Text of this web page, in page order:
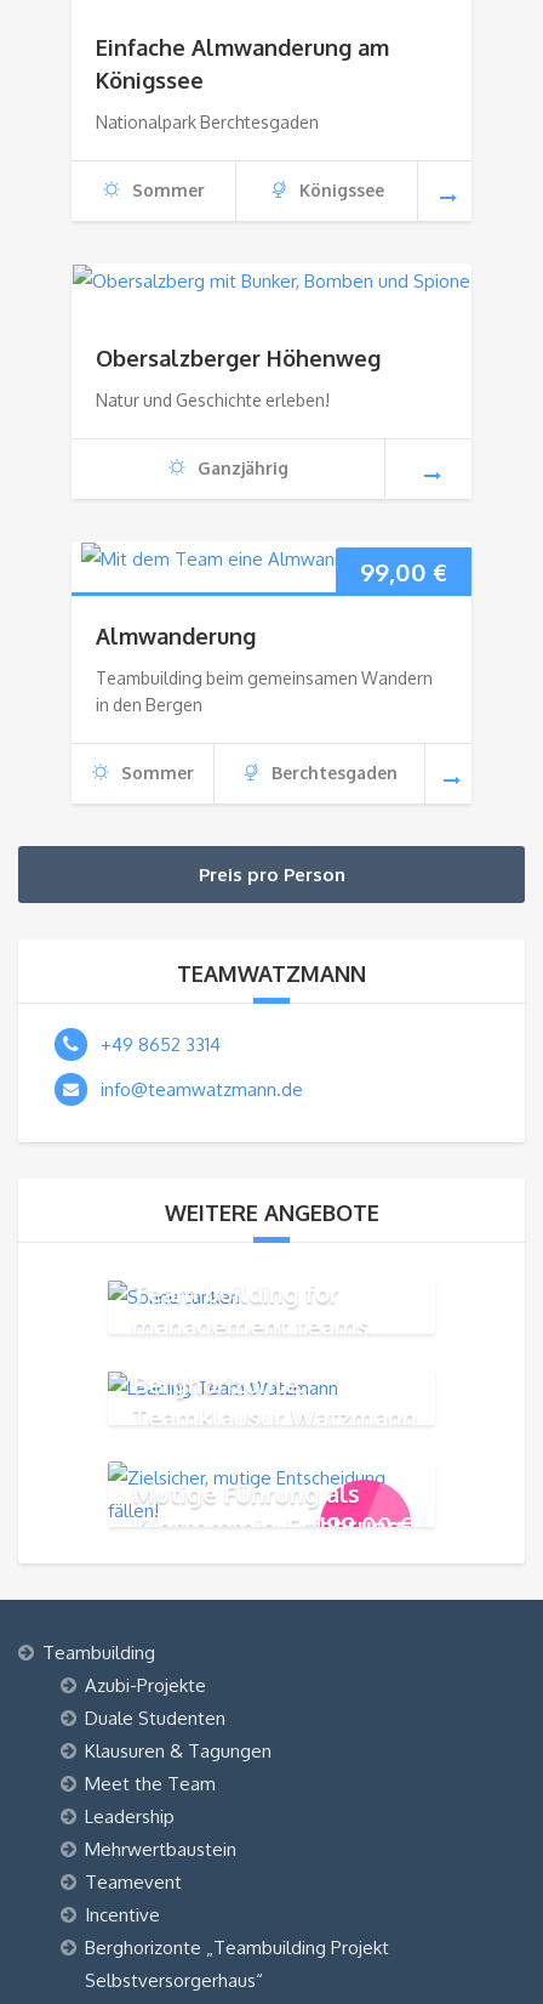
Einfache Almwanderung am
Königssee
Nationalpark Berchtesgaden
Sommer Königssee
Obersalzberger Höhenweg
Natur und Geschichte erleben!
Ganzjährig
99,00 €
Almwanderung
Teambuilding beim gemeinsamen Wandern
in den Bergen
Sommer Berchtesgaden
Preis pro Person
TEAMWATZMANN
+49 8652 3314
info@teamwatzmann.de
WEITERE ANGEBOTE
Team building for
management teams
Berghorizonte:
Teamklausur Watzmann
199,00€
Mutige Führung als
Klettersteig-Erfahrung
Teambuilding
Azubi-Projekte
Duale Studenten
Klausuren & Tagungen
Meet the Team
Leadership
Mehrwertbaustein
Teamevent
Incentive
Berghorizonte „Teambuilding Projekt
Selbstversorgerhaus“